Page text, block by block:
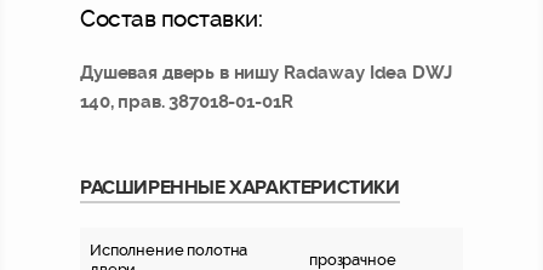
Состав поставки:
Душевая дверь в нишу Radaway Idea DWJ
140, прав. 387018-01-01R
РАСШИРЕННЫЕ ХАРАКТЕРИСТИКИ
Исполнение полотна
прозрачное